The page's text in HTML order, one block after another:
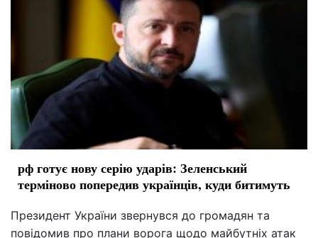
рф готує нову серію ударів: Зеленський
терміново попередив українців, куди битимуть
Президент України звернувся до громадян та
повідомив про плани ворога щодо майбутніх атак